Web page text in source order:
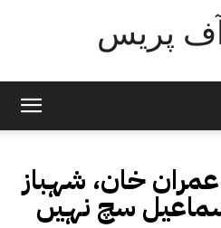
پریس
عمران خان، شہباز
سچ نہیں